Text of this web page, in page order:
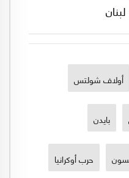
أولاف شولتس
بايدن
حرب أوكرانيا